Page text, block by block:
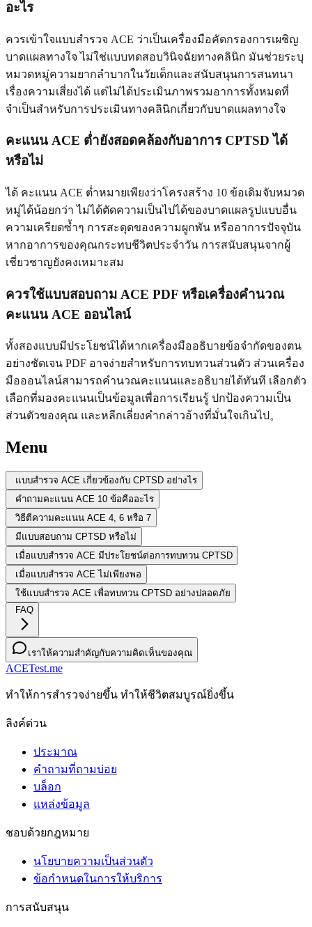
อะไร
ควรเข้าใจแบบสำรวจ ACE ว่าเป็นเครื่องมือคัดกรองการเผชิญ
บาดแผลทางใจ ไม่ใช่แบบทดสอบวินิจฉัยทางคลินิก มันช่วยระบุ
หมวดหมู่ความยากลำบากในวัยเด็กและสนับสนุนการสนทนา
เรื่องความเสี่ยงได้ แต่ไม่ได้ประเมินภาพรวมอาการทั้งหมดที่
จำเป็นสำหรับการประเมินทางคลินิกเกี่ยวกับบาดแผลทางใจ
คะแนน ACE ต่ำยังสอดคล้องกับอาการ CPTSD ได้
หรือไม่
ได้ คะแนน ACE ต่ำหมายเพียงว่าโครงสร้าง 10 ข้อเดิมจับหมวด
หมู่ได้น้อยกว่า ไม่ได้ตัดความเป็นไปได้ของบาดแผลรูปแบบอื่น
ความเครียดซ้ำๆ การสะดุดของความผูกพัน หรืออาการปัจจุบัน
หากอาการของคุณกระทบชีวิตประจำวัน การสนับสนุนจากผู้
เชี่ยวชาญยังคงเหมาะสม
ควรใช้แบบสอบถาม ACE PDF หรือเครื่องคำนวณ
คะแนน ACE ออนไลน์
ทั้งสองแบบมีประโยชน์ได้หากเครื่องมืออธิบายข้อจำกัดของตน
อย่างชัดเจน PDF อาจง่ายสำหรับการทบทวนส่วนตัว ส่วนเครื่อง
มือออนไลน์สามารถคำนวณคะแนนและอธิบายได้ทันที เลือกตัว
เลือกที่มองคะแนนเป็นข้อมูลเพื่อการเรียนรู้ ปกป้องความเป็น
ส่วนตัวของคุณ และหลีกเลี่ยงคำกล่าวอ้างที่มั่นใจเกินไป。
Menu
แบบสำรวจ ACE เกี่ยวข้องกับ CPTSD อย่างไร
คำถามคะแนน ACE 10 ข้อคืออะไร
วิธีตีความคะแนน ACE 4, 6 หรือ 7
มีแบบสอบถาม CPTSD หรือไม่
เมื่อแบบสำรวจ ACE มีประโยชน์ต่อการทบทวน CPTSD
เมื่อแบบสำรวจ ACE ไม่เพียงพอ
ใช้แบบสำรวจ ACE เพื่อทบทวน CPTSD อย่างปลอดภัย
FAQ
เราให้ความสำคัญกับความคิดเห็นของคุณ
ACETest.me
ทําให้การสํารวจง่ายขึ้น ทําให้ชีวิตสมบูรณ์ยิ่งขึ้น
ลิงค์ด่วน
ประมาณ
คำถามที่ถามบ่อย
บล็อก
แหล่งข้อมูล
ชอบด้วยกฎหมาย
นโยบายความเป็นส่วนตัว
ข้อกําหนดในการให้บริการ
การสนับสนุน